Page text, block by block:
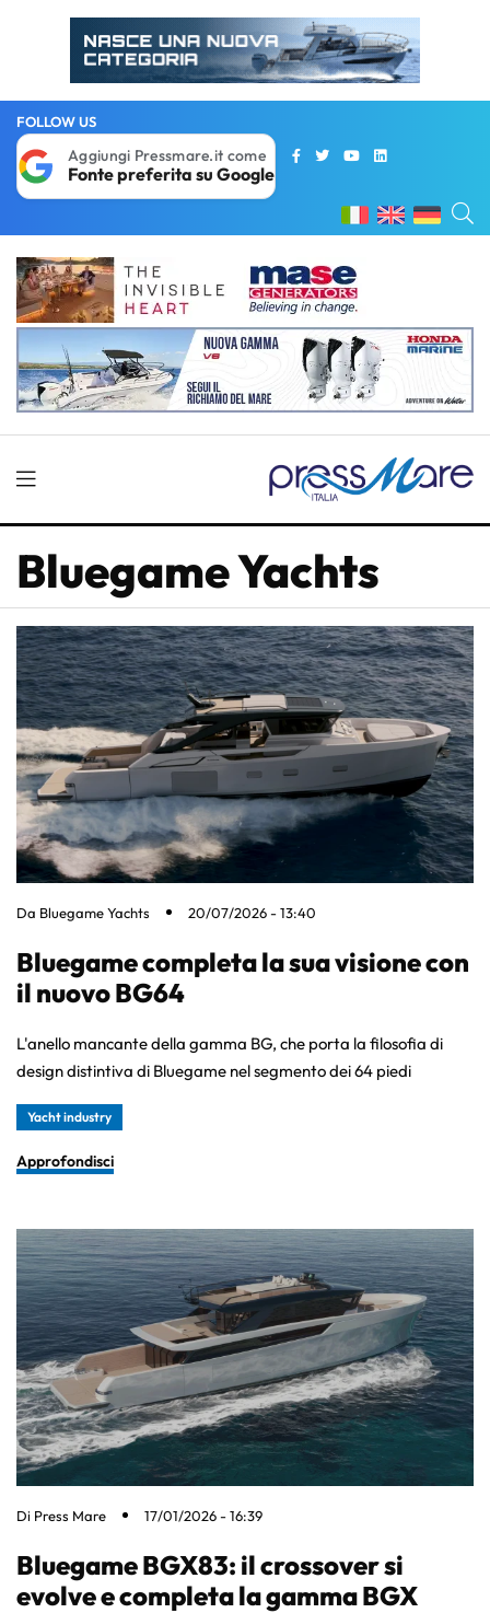
FOLLOW US
Aggiungi Pressmare.it come
Fonte preferita su Google
Bluegame Yachts
Da Bluegame Yachts 20/07/2026 - 13:40
Bluegame completa la sua visione con
il nuovo BG64
L'anello mancante della gamma BG, che porta la filosofia di
design distintiva di Bluegame nel segmento dei 64 piedi
Yacht industry
Approfondisci
Di Press Mare 17/01/2026 - 16:39
Bluegame BGX83: il crossover si
evolve e completa la gamma BGX